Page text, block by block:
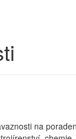
na